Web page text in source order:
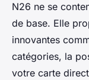
N26 ne se
de base. Elle
innovantes
catégories, la
votre carte